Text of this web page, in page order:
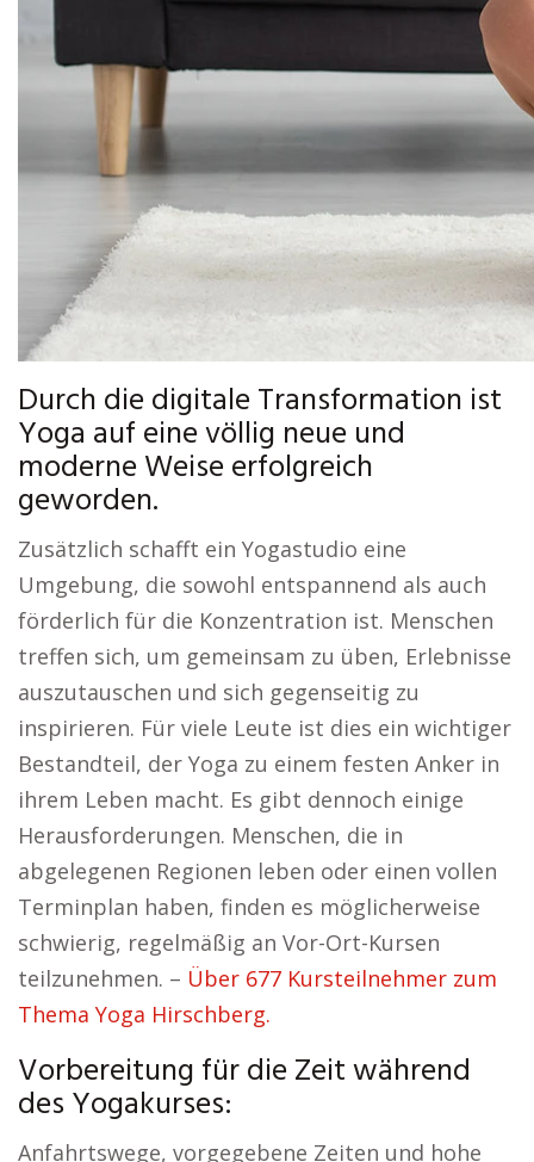
Durch die digitale Transformation ist
Yoga auf eine völlig neue und
moderne Weise erfolgreich
geworden.
Zusätzlich schafft ein Yogastudio eine
Umgebung, die sowohl entspannend als auch
förderlich für die Konzentration ist. Menschen
treffen sich, um gemeinsam zu üben, Erlebnisse
auszutauschen und sich gegenseitig zu
inspirieren. Für viele Leute ist dies ein wichtiger
Bestandteil, der Yoga zu einem festen Anker in
ihrem Leben macht. Es gibt dennoch einige
Herausforderungen. Menschen, die in
abgelegenen Regionen leben oder einen vollen
Terminplan haben, finden es möglicherweise
schwierig, regelmäßig an Vor-Ort-Kursen
teilzunehmen. – Über 677 Kursteilnehmer zum
Thema Yoga Hirschberg.
Vorbereitung für die Zeit während
des Yogakurses:
Anfahrtswege, vorgegebene Zeiten und hohe